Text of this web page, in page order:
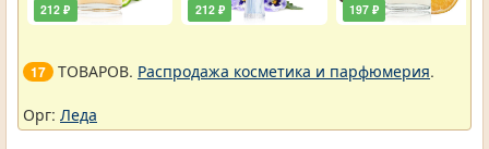
212 ₽ 212 ₽ 197 ₽
17 ТОВАРОВ. Распродажа косметика и парфюмерия.
Орг: Леда